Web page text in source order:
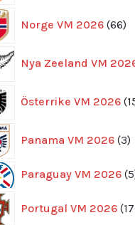
Norge VM 2026 66
Nya Zeeland VM
Österrike VM 2026
Panama VM 2026 3
Paraguay VM 2026 5
Portugal VM 2026